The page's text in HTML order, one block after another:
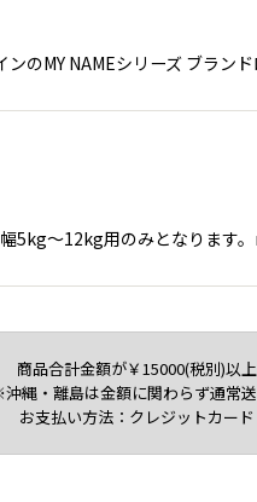
のMY NAMEシリーズ ブラ
〜12kg用のみとなります
商品合計金額が￥15000(税別)以
縄・離島は金額に関わらず通常
お支払い方法：クレジットカー